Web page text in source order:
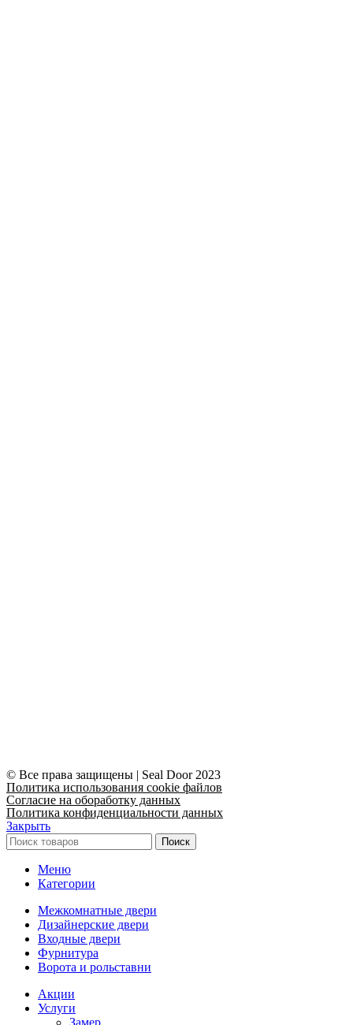
© Все права защищены | Seal Door 2023
Политика использования cookie файлов
Согласие на обоработку данных
Политика конфиденциальности данных
Закрыть
Поиск
Меню
Категории
Межкомнатные двери
Дизайнерские двери
Входные двери
Фурнитура
Ворота и рольставни
Акции
Услуги